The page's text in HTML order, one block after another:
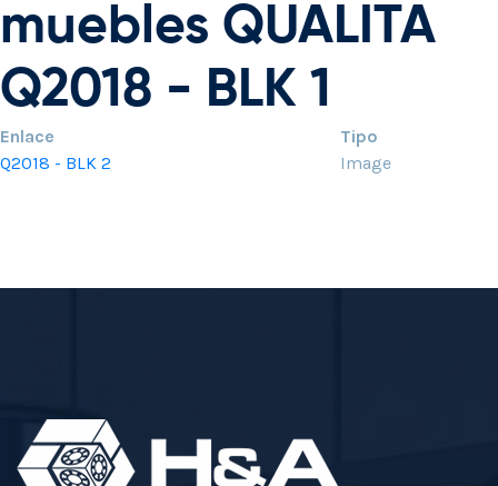
muebles QUALITA
Q2018 - BLK 1
Enlace
Tipo
Q2018 - BLK 2
Image